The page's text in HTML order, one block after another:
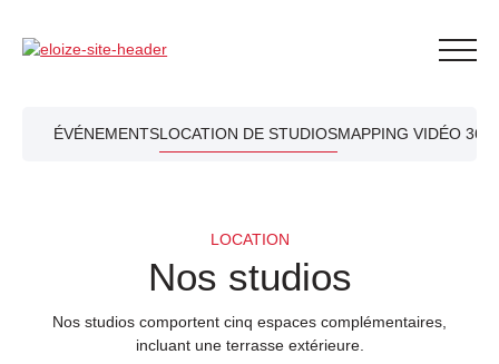
ÉVÉNEMENTSLOCATION DE STUDIOSMAPPING VIDÉO 360
LOCATION
Nos studios
Nos studios comportent cinq espaces complémentaires,
incluant une terrasse extérieure.